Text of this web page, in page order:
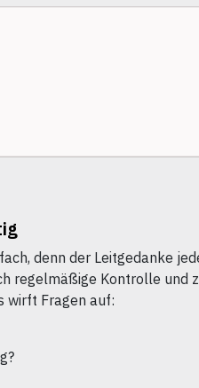
denn der Leitgedanke
regelmäßige Kontrolle und
wirft Fragen auf: